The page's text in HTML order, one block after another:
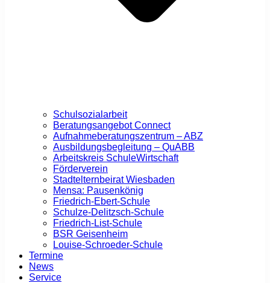
Schulsozialarbeit
Beratungsangebot Connect
Aufnahmeberatungszentrum – ABZ
Ausbildungsbegleitung – QuABB
Arbeitskreis SchuleWirtschaft
Förderverein
Stadtelternbeirat Wiesbaden
Mensa: Pausenkönig
Friedrich-Ebert-Schule
Schulze-Delitzsch-Schule
Friedrich-List-Schule
BSR Geisenheim
Louise-Schroeder-Schule
Termine
News
Service